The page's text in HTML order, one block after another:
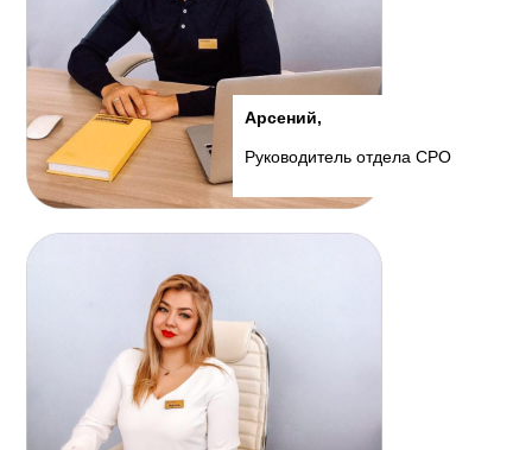
Арсений,
Руководитель отдела СРО